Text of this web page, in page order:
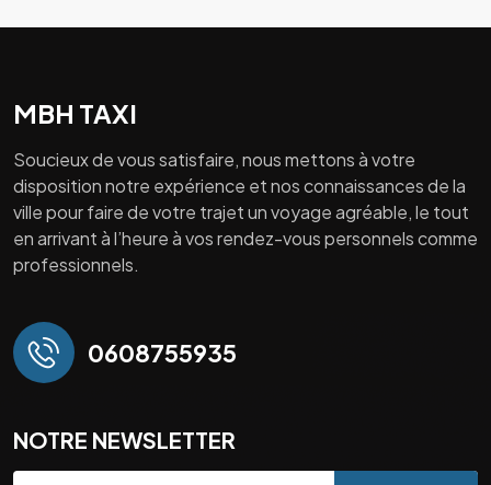
MBH TAXI
Soucieux de vous satisfaire, nous mettons à votre
disposition notre expérience et nos connaissances de la
ville pour faire de votre trajet un voyage agréable, le tout
en arrivant à l’heure à vos rendez-vous personnels comme
professionnels.
0608755935
NOTRE NEWSLETTER